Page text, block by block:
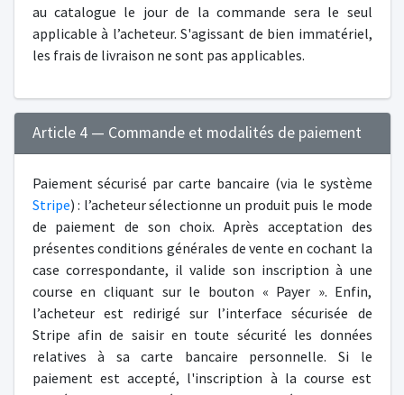
au catalogue le jour de la commande sera le seul
applicable à l’acheteur. S'agissant de bien immatériel,
les frais de livraison ne sont pas applicables.
Article 4 — Commande et modalités de paiement
Paiement sécurisé par carte bancaire (via le système
Stripe) : l’acheteur sélectionne un produit puis le mode
de paiement de son choix. Après acceptation des
présentes conditions générales de vente en cochant la
case correspondante, il valide son inscription à une
course en cliquant sur le bouton « Payer ». Enfin,
l’acheteur est redirigé sur l’interface sécurisée de
Stripe afin de saisir en toute sécurité les données
relatives à sa carte bancaire personnelle. Si le
paiement est accepté, l'inscription à la course est